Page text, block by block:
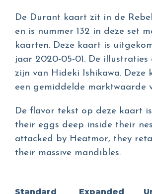
De Durant kaart zit in de
en is nummer 132 in deze set
kaarten. Deze kaart is
jaar 2020-05-01. De
zijn van Hideki Ishikawa. Deze
een gemiddelde marktwaarde
De flavor tekst op deze kaart
their eggs deep inside their
attacked by Heatmor, they
their massive mandibles.
Standard
Expanded